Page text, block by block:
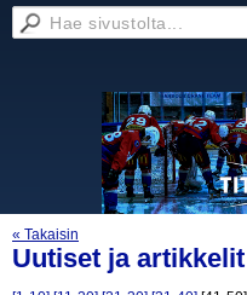
« Takaisin
Uutiset ja artikkelit